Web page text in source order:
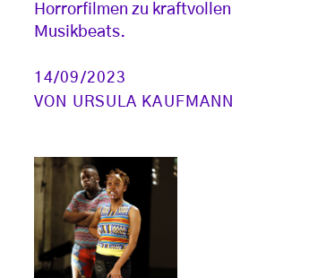
Horrorfilmen zu kraftvollen
Musikbeats.
14/09/2023
VON URSULA KAUFMANN